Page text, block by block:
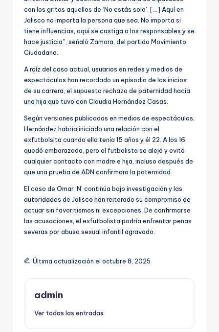
con los gritos aquellos de ‘No estás solo’. […] Aquí en
Jalisco no importa la persona que sea. No importa si
tiene influencias, aquí se castiga a los responsables y se
hace justicia”, señaló Zamora, del partido Movimiento
Ciudadano.
A raíz del caso actual, usuarios en redes y medios de
espectáculos han recordado un episodio de los inicios
de su carrera, el supuesto rechazo de paternidad hacia
una hija que tuvo con Claudia Hernández Casas.
Según versiones publicadas en medios de espectáculos,
Hernández habría iniciado una relación con el
exfutbolsita cuando ella tenía 15 años y él 22. A los 16,
quedó embarazada, pero el futbolista se alejó y evitó
cualquier contacto con madre e hija, incluso después de
que una prueba de ADN confirmara la paternidad.
El caso de Omar ‘N’ continúa bajo investigación y las
autoridades de Jalisco han reiterado su compromiso de
actuar sin favoritismos ni excepciones. De confirmarse
las acusaciones, el exfutbolista podría enfrentar penas
severas por abuso sexual infantil agravado.
Última actualización el octubre 8, 2025
admin
Ver todas las entradas